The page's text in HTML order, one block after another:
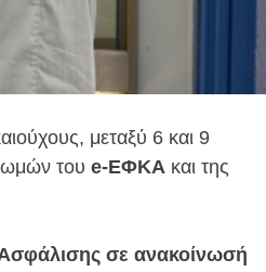
μεταξύ 6 και 9
του e-ΕΦΚΑ και της
σε ανακοίνωσή